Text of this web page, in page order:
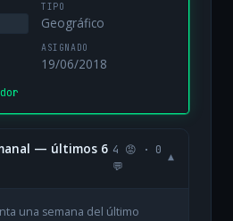
TIPO
Geográfico
ASIGNADO
19/06/2018
— últimos 6 4 😡 · 0
💬
▾
una semana del último